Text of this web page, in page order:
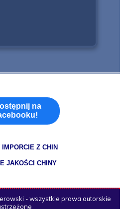
na
IMPORCIE Z CHIN
JAKOŚCI CHINY
- wszystkie prawa autorskie